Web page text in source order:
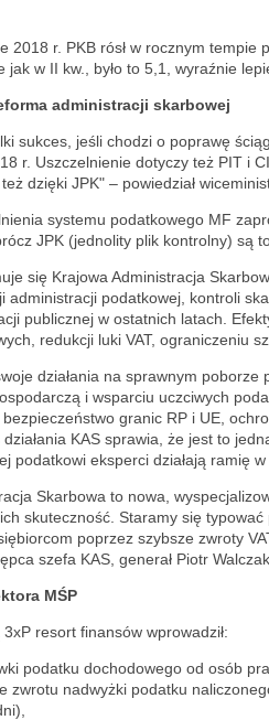
2018 r. PKB rósł w rocznym tempie
jak w II kw., było to 5,1, wyraźnie
administracji skarbowej
sukces, jeśli chodzi o poprawę
r. Uszczelnienie dotyczy też PIT i
dzięki JPK" – powiedział
systemu podatkowego MF
JPK (jednolity plik kontrolny) są
się Krajowa Administracja
administracji podatkowej, kontroli
publicznej w ostatnich latach.
redukcji luki VAT, ograniczeniu
działania na sprawnym
i wsparciu uczciwych
granic RP i UE,
KAS sprawia, że jest to
podatkowi eksperci działają ramię
Skarbowa to nowa,
skuteczność. Staramy się typować
poprzez szybsze zwroty
szefa KAS, generał Piotr Walczak.
MŚP
resort finansów wprowadził:
podatku dochodowego od osób
zwrotu nadwyżki podatku